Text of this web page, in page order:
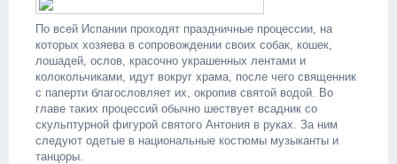
По всей Испании проходят праздничные процессии, на
которых хозяева в сопровождении своих собак, кошек,
лошадей, ослов, красочно украшенных лентами и
колокольчиками, идут вокруг храма, после чего священник
с паперти благословляет их, окропив святой водой. Во
главе таких процессий обычно шествует всадник со
скульптурной фигурой святого Антония в руках. За ним
следуют одетые в национальные костюмы музыканты и
танцоры.